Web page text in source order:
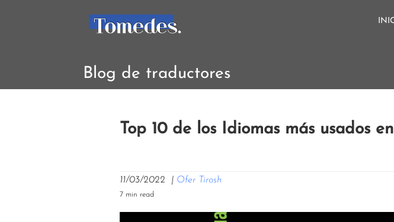
Blog de traductores
Top 10 de los Idiomas más usados
11/03/2022 | Ofer Tirosh
7 min read